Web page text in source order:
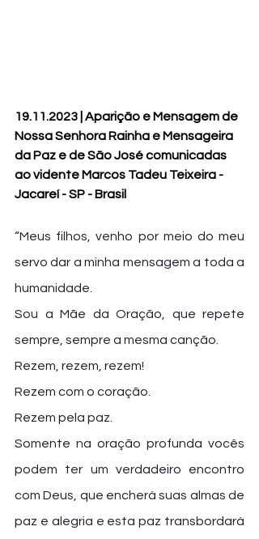
19.11.2023 | Aparição e Mensagem de
Nossa Senhora Rainha e Mensageira
da Paz e de São José comunicadas
ao vidente Marcos Tadeu Teixeira -
Jacareí - SP - Brasil
“Meus filhos, venho por meio do meu
servo dar a minha mensagem a toda a
humanidade.
Sou a Mãe da Oração, que repete
sempre, sempre a mesma canção.
Rezem, rezem, rezem!
Rezem com o coração.
Rezem pela paz.
Somente na oração profunda vocês
podem ter um verdadeiro encontro
com Deus, que encherá suas almas de
paz e alegria e esta paz transbordará